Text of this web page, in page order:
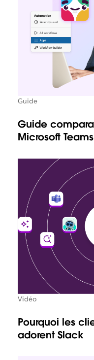
Guide
Guide
Microsoft Teams
Vidéo
Pourquoi les
adorent Slack